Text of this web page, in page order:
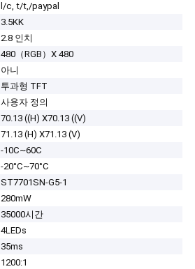
l/c, t/t,/paypal
3.5KK
2.8 인치
480（RGB）X 480
아니
투과형 TFT
사용자 정의
70.13 ((H) X70.13 ((V)
71.13 (H) X71.13 (V)
-10C~60C
-20°C~70°C
ST7701SN-G5-1
280mW
35000시간
4LEDs
35ms
1200:1